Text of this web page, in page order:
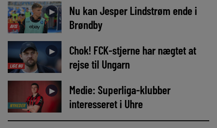
AVIS
►
Nu kan Jesper Lindstrøm ende i
Brøndby
LIGE NU
►
Chok! FCK-stjerne har nægtet at
rejse til Ungarn
NYHEDER
►
Medie: Superliga-klubber
interesseret i Uhre